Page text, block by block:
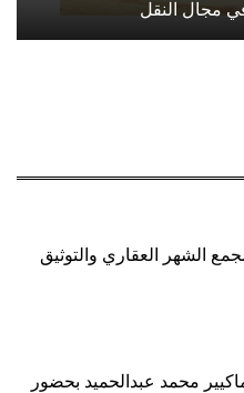
مجال النقل
الشهر العقاري والتوثيق
محمد عبدالحميد بحضور